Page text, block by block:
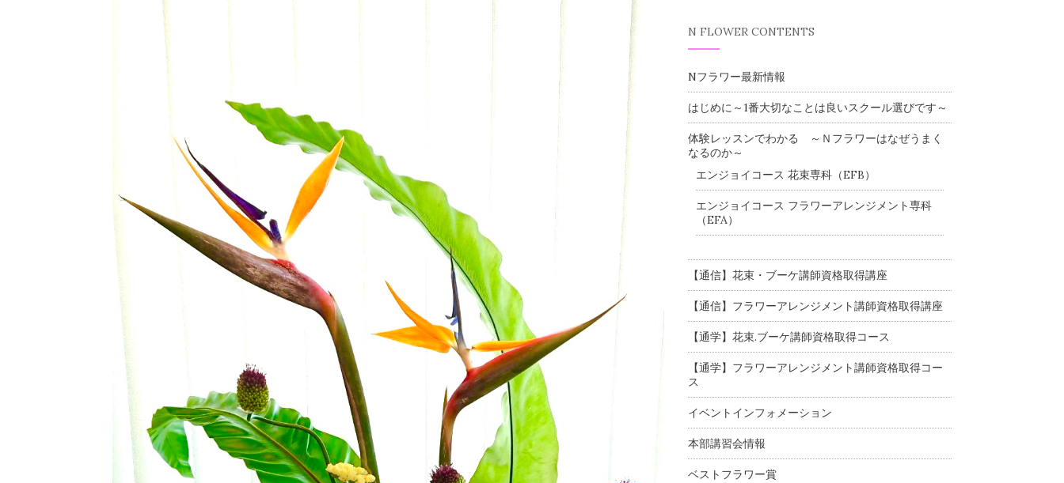
N FLOWER CONTENTS
Nフラワー最新情報
はじめに～1番大切なことは良いスクール選びです～
体験レッスンでわかる ～Ｎフラワーはなぜうまく
なるのか～
エンジョイコース 花束専科（EFB）
エンジョイコース フラワーアレンジメント専科
（EFA）
【通信】花束・ブーケ講師資格取得講座
【通信】フラワーアレンジメント講師資格取得講座
【通学】花束.ブーケ講師資格取得コース
【通学】フラワーアレンジメント講師資格取得コー
ス
イベントインフォメーション
本部講習会情報
ベストフラワー賞